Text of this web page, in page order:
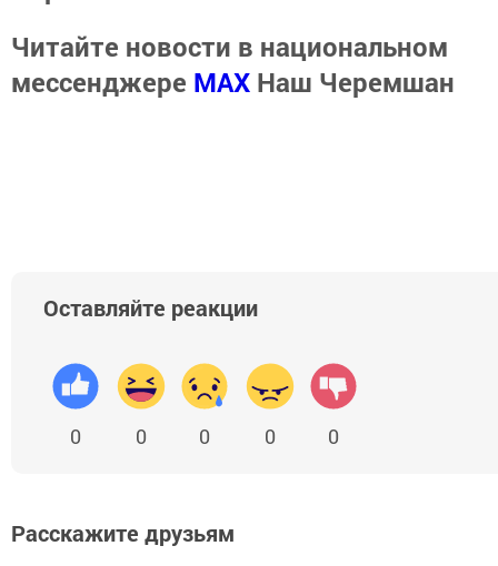
Читайте новости в национальном
мессенджере MАХ Наш Черемшан
Оставляйте реакции
0 0 0 0 0
Расскажите друзьям